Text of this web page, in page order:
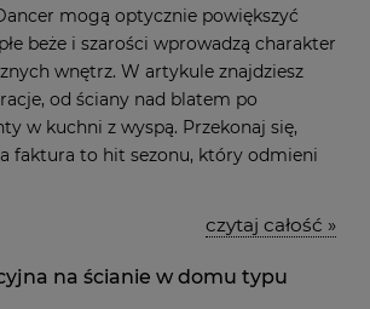
mogą optycznie powiększyć
beże i szarości wprowadzą charakter
wnętrz. W artykule znajdziesz
od ściany nad blatem po
w kuchni z wyspą. Przekonaj się,
faktura to hit sezonu, który odmieni
czytaj całość »
na ścianie w domu typu